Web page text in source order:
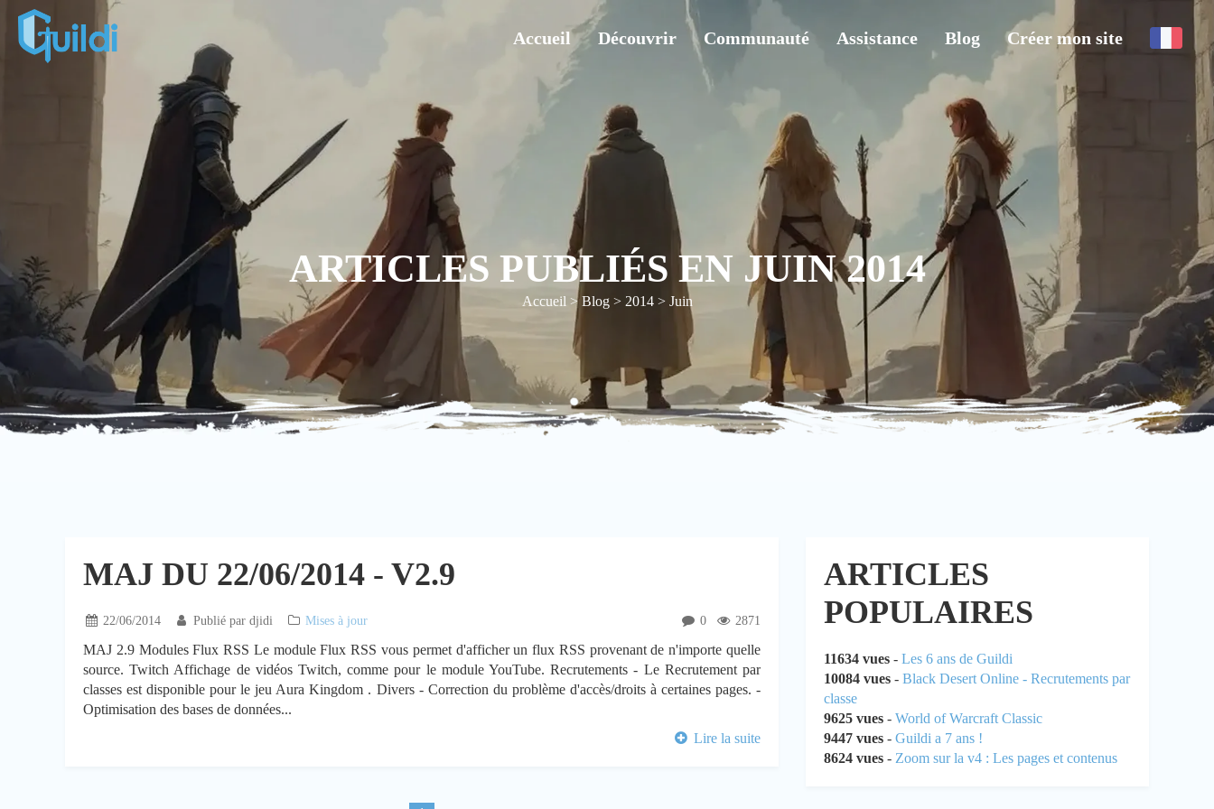
Accueil Découvrir Communauté Assistance Blog Créer mon site
ARTICLES PUBLIÉS EN JUIN 2014
Accueil > Blog > 2014 > Juin
MAJ DU 22/06/2014 - V2.9
22/06/2014 Publié par djidi Mises à jour 2871
0
MAJ 2.9 Modules Flux RSS Le module Flux RSS vous permet d'afficher un flux RSS provenant de n'importe quelle
source. Twitch Affichage de vidéos Twitch, comme pour le module YouTube. Recrutements - Le Recrutement par
classes est disponible pour le jeu Aura Kingdom . Divers - Correction du problème d'accès/droits à certaines pages. -
Optimisation des bases de données...
Lire la suite
ARTICLES
POPULAIRES
11634 vues - Les 6 ans de Guildi
10084 vues - Black Desert Online - Recrutements par
classe
9625 vues - World of Warcraft Classic
9447 vues - Guildi a 7 ans !
8624 vues - Zoom sur la v4 : Les pages et contenus